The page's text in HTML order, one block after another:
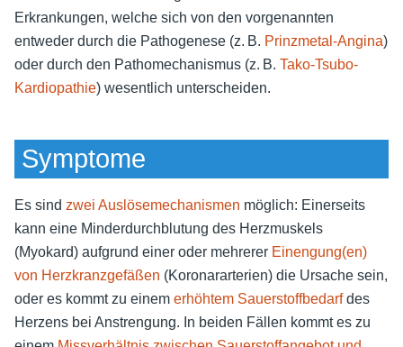
Erkrankungen, welche sich von den vorgenannten
entweder durch die Pathogenese (z. B. Prinzmetal-Angina)
oder durch den Pathomechanismus (z. B. Tako-Tsubo-
Kardiopathie) wesentlich unterscheiden.
Symptome
Es sind zwei Auslösemechanismen möglich: Einerseits
kann eine Minderdurchblutung des Herzmuskels
(Myokard) aufgrund einer oder mehrerer Einengung(en)
von Herzkranzgefäßen (Koronararterien) die Ursache sein,
oder es kommt zu einem erhöhtem Sauerstoffbedarfdes
Herzens bei Anstrengung. In beiden Fällen kommt es zu